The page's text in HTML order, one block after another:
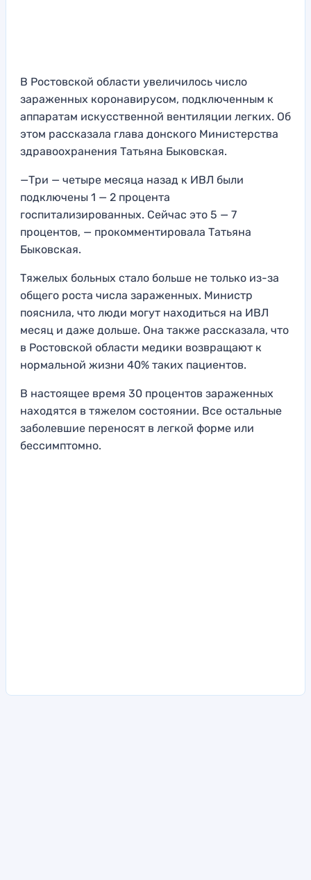
В Ростовской области увеличилось число
зараженных коронавирусом, подключенным к
аппаратам искусственной вентиляции легких. Об
этом рассказала глава донского Министерства
здравоохранения Татьяна Быковская.
—Три — четыре месяца назад к ИВЛ были
подключены 1 — 2 процента
госпитализированных. Сейчас это 5 — 7
процентов, — прокомментировала Татьяна
Быковская.
Тяжелых больных стало больше не только из-за
общего роста числа зараженных. Министр
пояснила, что люди могут находиться на ИВЛ
месяц и даже дольше. Она также рассказала, что
в Ростовской области медики возвращают к
нормальной жизни 40% таких пациентов.
В настоящее время 30 процентов зараженных
находятся в тяжелом состоянии. Все остальные
заболевшие переносят в легкой форме или
бессимптомно.